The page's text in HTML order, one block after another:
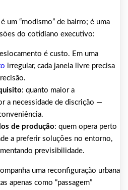
um “modismo” de bairro; é uma
do cotidiano executivo:
é custo. Em uma
irregular, cada janela livre precisa
: quanto maior a
a necessidade de discrição —
de produção: quem opera perto
a preferir soluções no entorno,
previsibilidade.
uma reconfiguração urbana
apenas como “passagem”